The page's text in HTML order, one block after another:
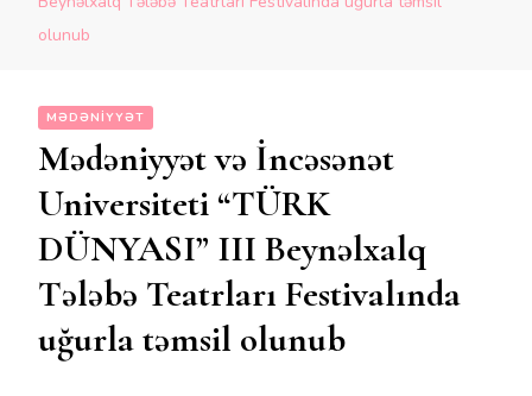
olunub
MƏDƏNIYYƏT
Mədəniyyət və İncəsənət
Universiteti “TÜRK
DÜNYASI” III Beynəlxalq
Tələbə Teatrları Festivalında
uğurla təmsil olunub